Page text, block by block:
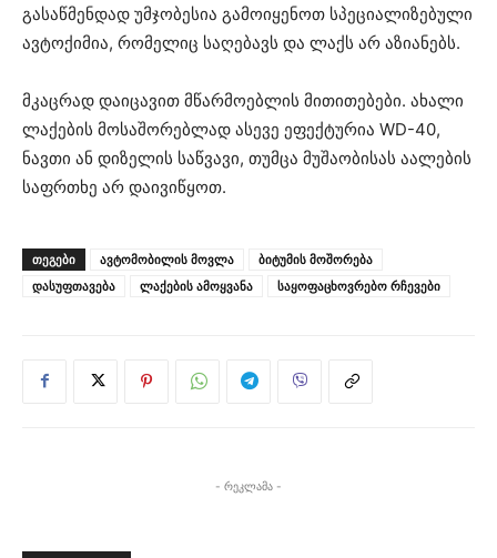
გასაწმენდად უმჯობესია გამოიყენოთ სპეციალიზებული
ავტოქიმია, რომელიც საღებავს და ლაქს არ აზიანებს.
მკაცრად დაიცავით მწარმოებლის მითითებები. ახალი
ლაქების მოსაშორებლად ასევე ეფექტურია WD-40,
ნავთი ან დიზელის საწვავი, თუმცა მუშაობისას აალების
საფრთხე არ დაივიწყოთ.
ᲗᲔᲒᲔᲑᲘ ავტომობილის მოვლა
ბიტუმის მოშორება
დასუფთავება
ლაქების ამოყვანა საყოფაცხოვრებო რჩევები
- რეკლამა -